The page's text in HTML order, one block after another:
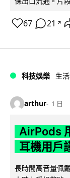
67 21 ↗
科技娛樂 生
arthur 1 日
AirPods
耳機用戶
長時間高音量佩